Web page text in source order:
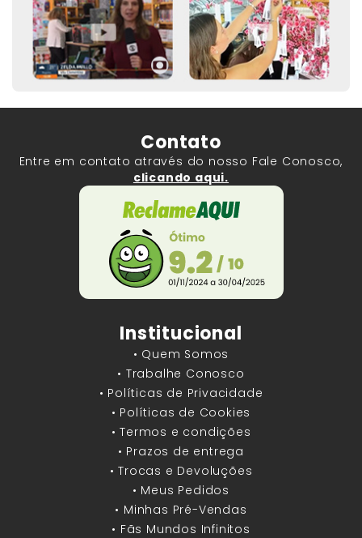
Contato
Entre em contato através do nosso Fale Conosco,
clicando aqui.
Institucional
• Quem Somos
• Trabalhe Conosco
• Políticas de Privacidade
• Políticas de Cookies
• Termos e condições
• Prazos de entrega
• Trocas e Devoluções
• Meus Pedidos
• Minhas Pré-Vendas
• Fãs Mundos Infinitos